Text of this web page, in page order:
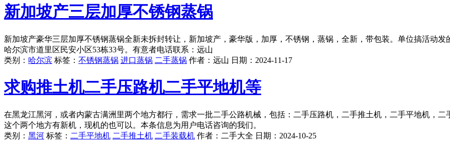
新加坡产三层加厚不锈钢蒸锅
新加坡产豪华三层加厚不锈钢蒸锅全新未拆封转让，新加坡产，豪华版，加厚，不锈钢，蒸锅，全新，带包装。单位搞活动发
哈尔滨市道里区民安小区53栋33号。有意者电话联系：远山
类别： 哈尔滨 标签： 不锈钢蒸锅 进口蒸锅 二手蒸锅 作者： 远山 日期： 2024-11-17
求购推土机二手压路机二手平地机等
在黑龙江黑河，或者内蒙古满洲里两个地方都行，需求一批二手公路机械，包括：二手压路机，二手推土机，二手平地机，
这个两个地方有新机，现机的也可以。本条信息为用户电话咨询的我们。
类别： 黑河 标签： 二手平地机 二手推土机 二手装载机 作者： 二手大全 日期： 2024-10-25